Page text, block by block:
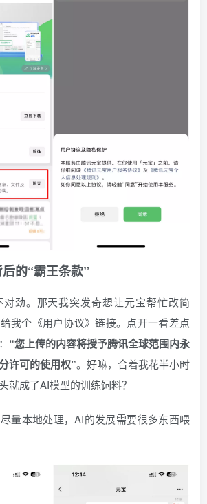
的“霸王条款”
劲。那天我突发奇想让元宝帮忙改简
我个《用户协议》链接。点开一看差点
“您上传的内容将授予腾讯全球范围内永
许可的使用权”。好嘛，合着我花半小时
就成了AI模型的训练饲料？
量本地处理，AI的发展需要很多东西喂